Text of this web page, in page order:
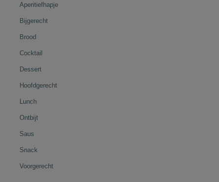
Aperitiefhapje
Bijgerecht
Brood
Cocktail
Dessert
Hoofdgerecht
Lunch
Ontbijt
Saus
Snack
Voorgerecht